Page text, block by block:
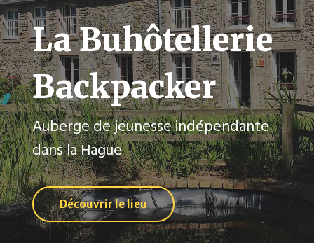
La Buhôtellerie
Backpacker
Auberge de jeunesse indépendante
dans la Hague
Découvrir le lieu